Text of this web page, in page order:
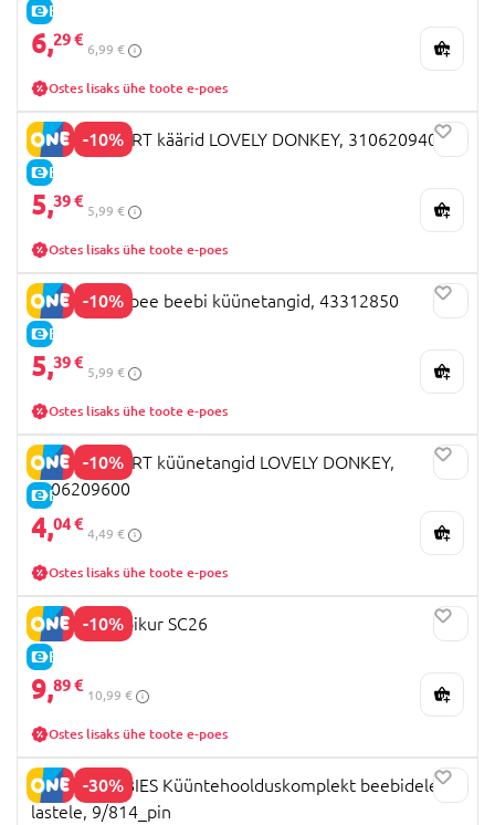
E-HIND
6,29 €
6,99 €
Ostes lisaks ühe toote e-poes
-10%
E-HIND
BEBECONFORT käärid LOVELY DONKEY, 3106209400
5,39 €
5,99 €
Ostes lisaks ühe toote e-poes
-10%
E-HIND
Tommee Tippee beebi küünetangid, 43312850
5,39 €
5,99 €
Ostes lisaks ühe toote e-poes
-10%
E-HIND
BEBECONFORT küünetangid LOVELY DONKEY,
3106209600
4,04 €
4,49 €
Ostes lisaks ühe toote e-poes
-10%
E-HIND
NUK küünelõikur SC26
9,89 €
10,99 €
Ostes lisaks ühe toote e-poes
-30%
CANPOL BABIES Küüntehoolduskomplekt beebidele ja
lastele, 9/814_pin